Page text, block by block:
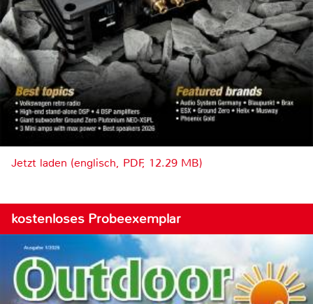
Jetzt laden (englisch, PDF, 12.29 MB)
kostenloses Probeexemplar